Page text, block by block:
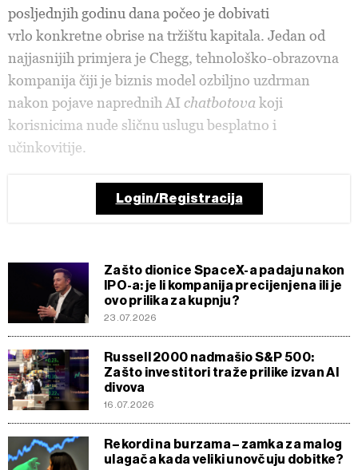
posljednjih godinu dana počeo je dobivati
vrlo konkretne obrise na tržištu kapitala. Jedan od
najjasnijih primjera je Chegg, tehnološko-obrazovna
kompanija čiji je biznis model ozbiljno uzdrman
nakon pojave naprednih AIchatbotovakoji
korisnicima nude sličnu uslugu besplatno i
učinkovitije.
Login/Registracija
Zašto dionice SpaceX-a padaju nakon
IPO-a: je li kompanija precijenjena ili je
ovo prilika za kupnju?
23.07.2026
Russell 2000 nadmašio S&P 500:
Zašto investitori traže prilike izvan AI
divova
16.07.2026
Rekordi na burzama – zamka za malog
ulagača kada veliki unovčuju dobitke?